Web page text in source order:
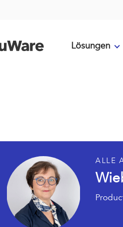
Lösungen
ALLE